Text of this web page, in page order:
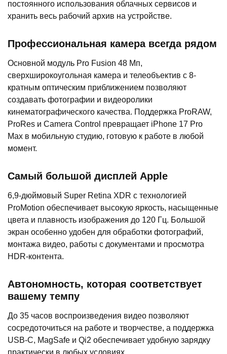
постоянного использования облачных сервисов и
хранить весь рабочий архив на устройстве.
Профессиональная камера всегда рядом
Основной модуль Pro Fusion 48 Мп,
сверхширокоугольная камера и телеобъектив с 8-
кратным оптическим приближением позволяют
создавать фотографии и видеоролики
кинематографического качества. Поддержка ProRAW,
ProRes и Camera Control превращает iPhone 17 Pro
Max в мобильную студию, готовую к работе в любой
момент.
Самый большой дисплей Apple
6,9-дюймовый Super Retina XDR с технологией
ProMotion обеспечивает высокую яркость, насыщенные
цвета и плавность изображения до 120 Гц. Большой
экран особенно удобен для обработки фотографий,
монтажа видео, работы с документами и просмотра
HDR-контента.
Автономность, которая соответствует
вашему темпу
До 35 часов воспроизведения видео позволяют
сосредоточиться на работе и творчестве, а поддержка
USB-C, MagSafe и Qi2 обеспечивает удобную зарядку